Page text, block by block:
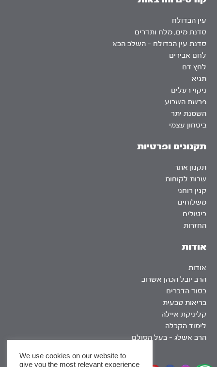
אודות
אודות
הרב יובל הכהן אשרוב
בסוד הדברים
בריאות טבעית
קליניקת איילה
לימוד הקבלה
הרב אשלג – בעל הסולם
עין הבדולח
סדנת מים, מלח ותדרים
סדנת עין הבדולח – השלב הבא
לחם אבירים
לחץ דם
תניא
ניקוי רעלים
פרשת השבוע
השמנת יתר
ביטחון עצמי
תקנונים ופרטיות
תקנון אתר
שרות לקוחות
קנין רוחני
משלוחים
ביטולים
החזרות
We use cookies on our website to
give you the most relevant experience